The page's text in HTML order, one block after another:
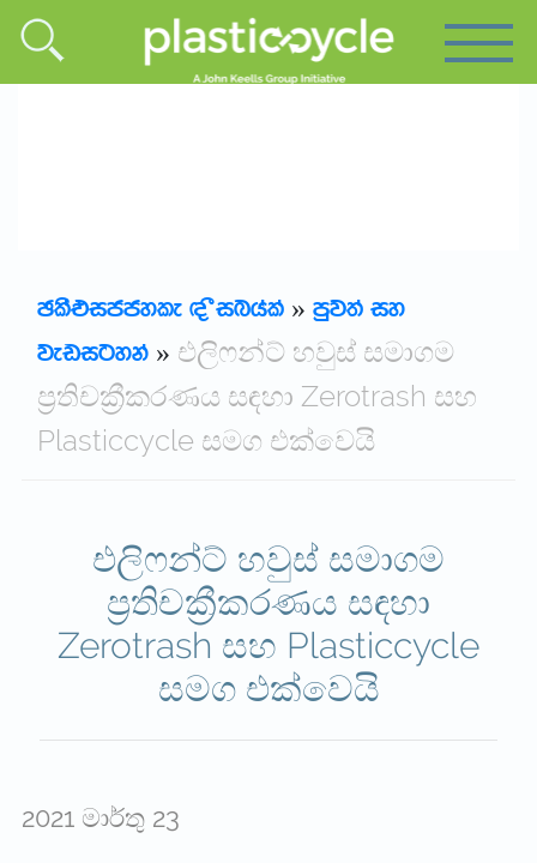
Plasticcyle | Sinhala» mqj;a iy
jevigyka» එලිෆන්ට් හවුස් සමාගම
ප්‍රතිචක්‍රීකරණය සඳහා Zerotrash සහ
Plasticcycle සමග එක්වෙයි
එලිෆන්ට් හවුස් සමාගම
ප්‍රතිචක්‍රීකරණය සඳහා
Zerotrash සහ Plasticcycle
සමග එක්වෙයි
2021 මාර්තු 23